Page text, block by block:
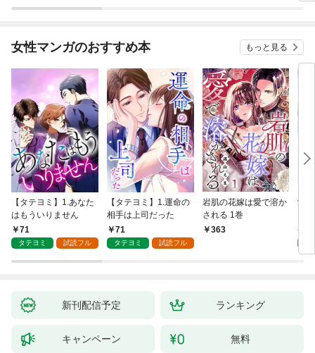
らない件～ 第1話
女性マンガのおすすめ本 もっと見る
【タテヨミ】1.あなた
はもういりません
71
タテヨミ 試読フル
【タテヨミ】1.運命の
相手は上司だった
71
タテヨミ 試読フル
岩肌の花嫁は愛で溶か
される 1巻
363
愛
新刊配信予定 ランキング
キャンペーン 無料